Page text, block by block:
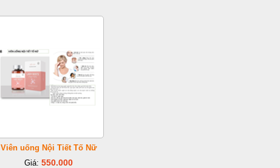
Viên uống Nội Tiết Tố Nữ
Giá: 550.000